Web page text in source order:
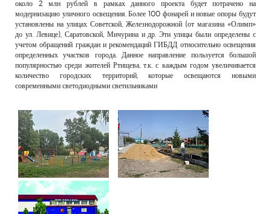
около 2 млн рублей в рамках данного проекта будет потрачено на
модернизацию уличного освещения. Более 100 фонарей и новые опоры будут
установлены на улицах Советской, Железнодорожной (от магазина «Олимп»
до ул. Левице), Саратовской, Мичурина и др. Эти улицы были определены с
учетом обращений граждан и рекомендаций ГИБДД относительно освещения
определенных участков города. Данное направление пользуется большой
популярностью среди жителей Ртищева, т.к. с каждым годом увеличивается
количество городских территорий, которые освещаются новыми
современными светодиодными светильниками